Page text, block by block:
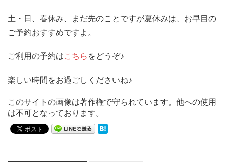
土・日、春休み、まだ先のことですが夏休みは、お早目の
ご予約おすすめですよ。
ご利用の予約はこちら をどうぞ♪
楽しい時間をお過ごしくださいね♪
このサイトの画像は著作権で守られています。他への使用
は不可となっております。